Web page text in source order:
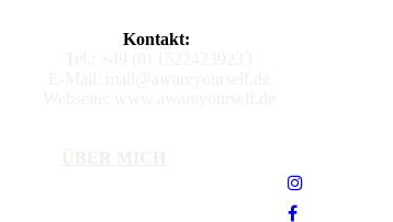
Kontakt: